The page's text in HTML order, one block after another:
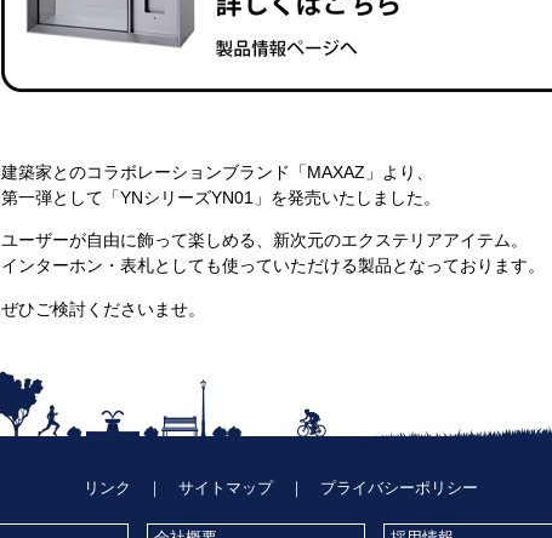
建築家とのコラボレーションブランド「MAXAZ」より、
第一弾として「YNシリーズYN01」を発売いたしました。
ユーザーが自由に飾って楽しめる、新次元のエクステリアアイテム。
インターホン・表札としても使っていただける製品となっております。
ぜひご検討くださいませ。
リンク ｜ サイトマップ｜ プライバシーポリシー